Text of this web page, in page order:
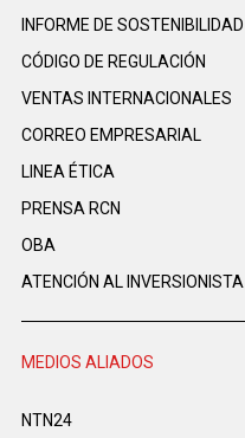
INFORME DE SOSTENIBILIDAD
CÓDIGO DE REGULACIÓN
VENTAS INTERNACIONALES
CORREO EMPRESARIAL
LINEA ÉTICA
PRENSA RCN
OBA
ATENCIÓN AL INVERSIONISTA
MEDIOS ALIADOS
NTN24